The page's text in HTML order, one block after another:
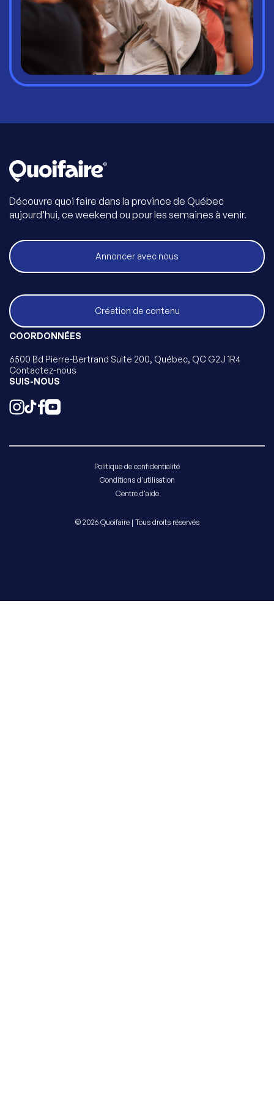
Découvre quoi faire dans la province de Québec
aujourd’hui, ce weekend ou pour les semaines à venir.
Annoncer avec nous
Création de contenu
COORDONNÉES
6500 Bd Pierre-Bertrand Suite 200, Québec, QC G2J 1R4
Contactez-nous
SUIS-NOUS
Politique de confidentialité
Conditions d'utilisation
Centre d'aide
© 2026 Quoifaire | Tous droits réservés